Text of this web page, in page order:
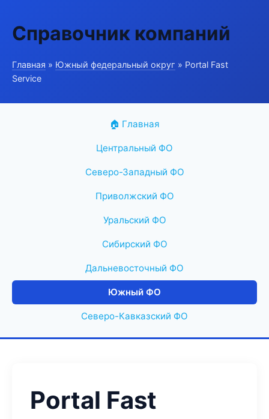
Справочник компаний
Главная » Южный федеральный округ » Portal Fast
Service
🏠 Главная
Центральный ФО
Северо-Западный ФО
Приволжский ФО
Уральский ФО
Сибирский ФО
Дальневосточный ФО
Южный ФО
Северо-Кавказский ФО
Portal Fast